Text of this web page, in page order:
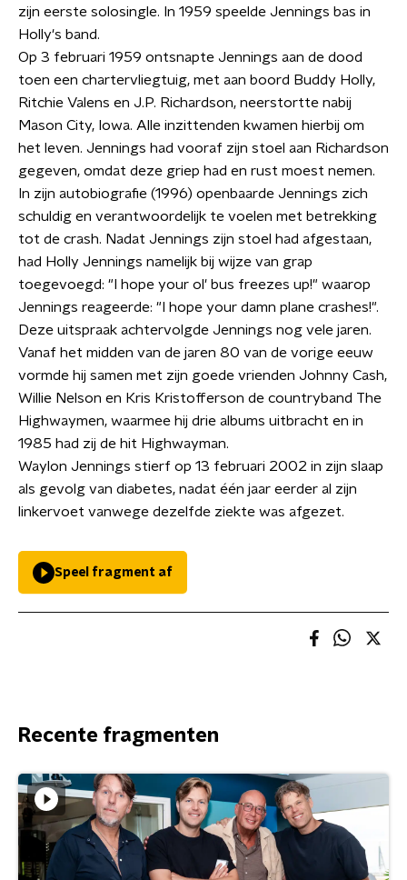
zijn eerste solosingle. In 1959 speelde Jennings bas in
Holly's band.
Op 3 februari 1959 ontsnapte Jennings aan de dood
toen een chartervliegtuig, met aan boord Buddy Holly,
Ritchie Valens en J.P. Richardson, neerstortte nabij
Mason City, Iowa. Alle inzittenden kwamen hierbij om
het leven. Jennings had vooraf zijn stoel aan Richardson
gegeven, omdat deze griep had en rust moest nemen.
In zijn autobiografie (1996) openbaarde Jennings zich
schuldig en verantwoordelijk te voelen met betrekking
tot de crash. Nadat Jennings zijn stoel had afgestaan,
had Holly Jennings namelijk bij wijze van grap
toegevoegd: "I hope your ol' bus freezes up!" waarop
Jennings reageerde: "I hope your damn plane crashes!".
Deze uitspraak achtervolgde Jennings nog vele jaren.
Vanaf het midden van de jaren 80 van de vorige eeuw
vormde hij samen met zijn goede vrienden Johnny Cash,
Willie Nelson en Kris Kristofferson de countryband The
Highwaymen, waarmee hij drie albums uitbracht en in
1985 had zij de hit Highwayman.
Waylon Jennings stierf op 13 februari 2002 in zijn slaap
als gevolg van diabetes, nadat één jaar eerder al zijn
linkervoet vanwege dezelfde ziekte was afgezet.
Speel fragment af
Recente fragmenten